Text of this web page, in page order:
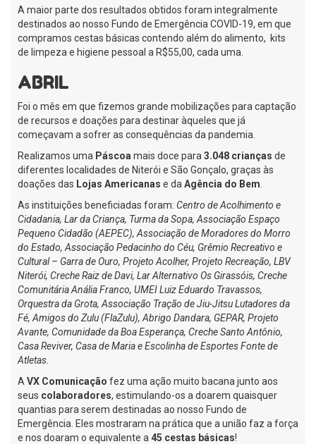
A maior parte dos resultados obtidos foram integralmente
destinados ao nosso Fundo de Emergência COVID-19, em que
compramos cestas básicas contendo além do alimento, kits
de limpeza e higiene pessoal a R$55,00, cada uma.
ABRIL
Foi o mês em que fizemos grande mobilizações para captação
de recursos e doações para destinar àqueles que já
começavam a sofrer as consequências da pandemia.
Realizamos uma Páscoa mais doce para 3.048 crianças de
diferentes localidades de Niterói e São Gonçalo, graças às
doações das Lojas Americanas e da Agência do Bem
As instituições beneficiadas foram: Centro de Acolhimento e
Cidadania, Lar da Criança, Turma da Sopa, Associação Espaço
Pequeno Cidadão (AEPEC), Associação de Moradores do Morro
do Estado, Associação Pedacinho do Céu, Grêmio Recreativo e
Cultural – Garra de Ouro, Projeto Acolher, Projeto Recreação, LBV
Niterói, Creche Raiz de Davi, Lar Alternativo Os Girassóis, Creche
Comunitária Anália Franco, UMEI Luiz Eduardo Travassos,
Orquestra da Grota, Associação Tração de Jiu-Jitsu Lutadores da
Fé, Amigos do Zulu (FlaZulu), Abrigo Dandara, GEPAR, Projeto
Avante, Comunidade da Boa Esperança, Creche Santo Antônio,
Casa Reviver, Casa de Maria e Escolinha de Esportes Fonte de
Atletas.
A VX Comunicação fez uma ação muito bacana junto aos
seus colaboradores, estimulando-os a doarem quaisquer
quantias para serem destinadas ao nosso Fundo de
Emergência. Eles mostraram na prática que a união faz a força
e nos doaram o equivalente a 45 cestas básicas!